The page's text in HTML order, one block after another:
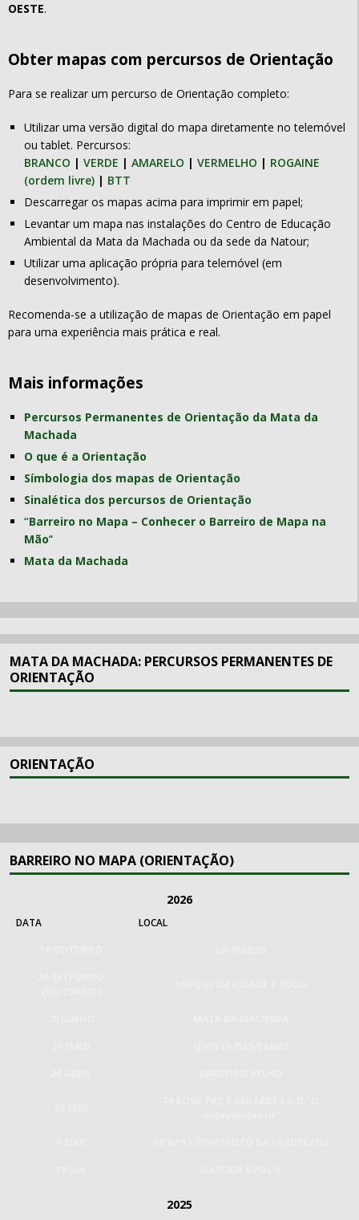
OESTE.
Obter mapas com percursos de Orientação
Para se realizar um percurso de Orientação completo:
Utilizar uma versão digital do mapa diretamente no telemóvel
ou tablet. Percursos:
BRANCO | VERDE | AMARELO | VERMELHO | ROGAINE
(ordem livre) | BTT
Descarregar os mapas acima para imprimir em papel;
Levantar um mapa nas instalações do Centro de Educação
Ambiental da Mata da Machada ou da sede da Natour;
Utilizar uma aplicação própria para telemóvel (em
desenvolvimento).
Recomenda-se a utilização de mapas de Orientação em papel
para uma experiência mais prática e real.
Mais informações
Percursos Permanentes de Orientação da Mata da
Machada
O que é a Orientação
Símbologia dos mapas de Orientação
Sinalética dos percursos de Orientação
“Barreiro no Mapa – Conhecer o Barreiro de Mapa na
Mão“
Mata da Machada
MATA DA MACHADA: PERCURSOS PERMANENTES DE
ORIENTAÇÃO
ORIENTAÇÃO
BARREIRO NO MAPA (ORIENTAÇÃO)
2026
DATA LOCAL
2025